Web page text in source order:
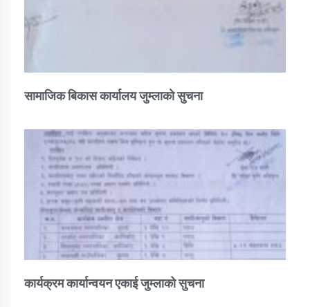
सामाजिक बिकास कार्यालय जुम्लाकाे सुचना
कार्यक्रम कार्यान्वयन एकाई जुम्लाको सुचना